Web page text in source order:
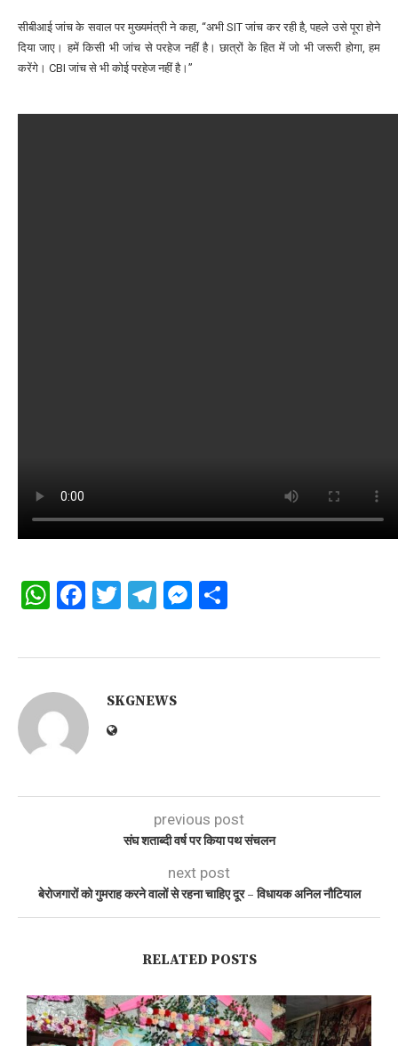
सीबीआई जांच के सवाल पर मुख्यमंत्री ने कहा, “अभी SIT जांच कर रही है, पहले उसे पूरा होने
दिया जाए। हमें किसी भी जांच से परहेज नहीं है। छात्रों के हित में जो भी जरूरी होगा, हम
करेंगे। CBI जांच से भी कोई परहेज नहीं है।”
WhatsApp
Facebook
Twitter
Telegram
Messenger
SKGNEWS
previous post
संघ शताब्दी वर्ष पर किया पथ संचलन
next post
बेरोजगारों को गुमराह करने वालों से रहना चाहिए दूर – विधायक अनिल नौटियाल
RELATED POSTS